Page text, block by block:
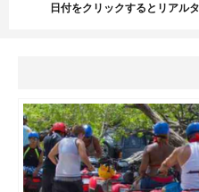
日付をクリックするとリアル